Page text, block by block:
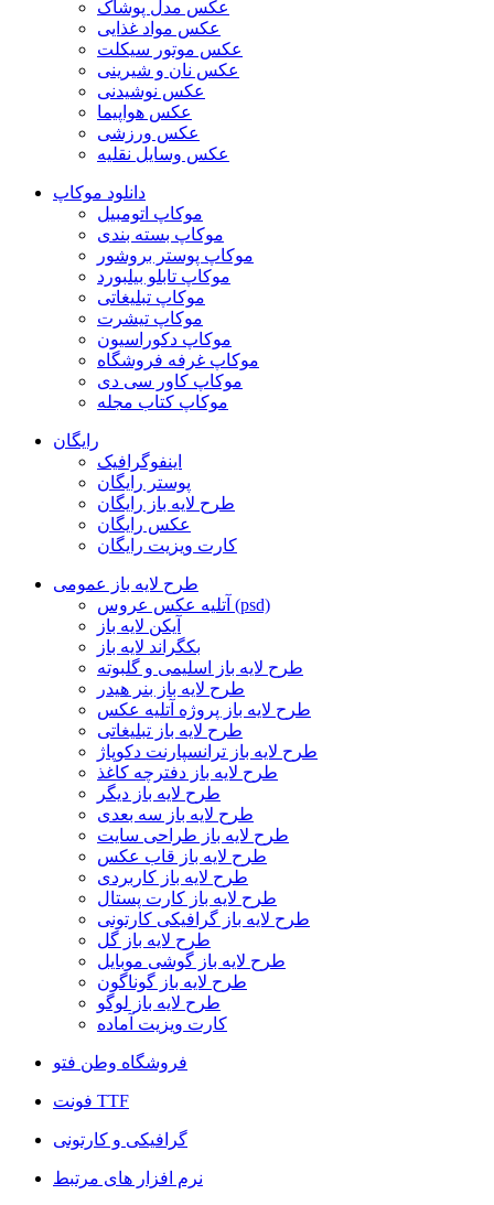
عکس مدل پوشاک
عکس مواد غذایی
عکس موتور سیکلت
عکس نان و شیرینی
عکس نوشیدنی
عکس هواپیما
عکس ورزشی
عکس وسایل نقلیه
دانلود موکاپ
موکاپ اتومبیل
موکاپ بسته بندی
موکاپ پوستر بروشور
موکاپ تابلو بیلبورد
موکاپ تبلیغاتی
موکاپ تیشرت
موکاپ دکوراسیون
موکاپ غرفه فروشگاه
موکاپ کاور سی دی
موکاپ کتاب مجله
رایگان
اینفوگرافیک
پوستر رایگان
طرح لایه باز رایگان
عکس رایگان
کارت ویزیت رایگان
طرح لایه باز عمومی
آتلیه عکس عروس (psd)
آیکن لایه باز
بکگراند لایه باز
طرح لایه باز اسلیمی و گلبوته
طرح لایه باز بنر هیدر
طرح لایه باز پروژه آتلیه عکس
طرح لایه باز تبلیغاتی
طرح لایه باز ترانسپارنت دکوپاژ
طرح لایه باز دفترچه کاغذ
طرح لایه باز دیگر
طرح لایه باز سه بعدی
طرح لایه باز طراحی سایت
طرح لایه باز قاب عکس
طرح لایه باز کاربردی
طرح لایه باز کارت پستال
طرح لایه باز گرافیکی کارتونی
طرح لایه باز گل
طرح لایه باز گوشی موبایل
طرح لایه باز گوناگون
طرح لایه باز لوگو
کارت ویزیت آماده
فروشگاه وطن فتو
فونت TTF
گرافیکی و کارتونی
نرم افزار های مرتبط